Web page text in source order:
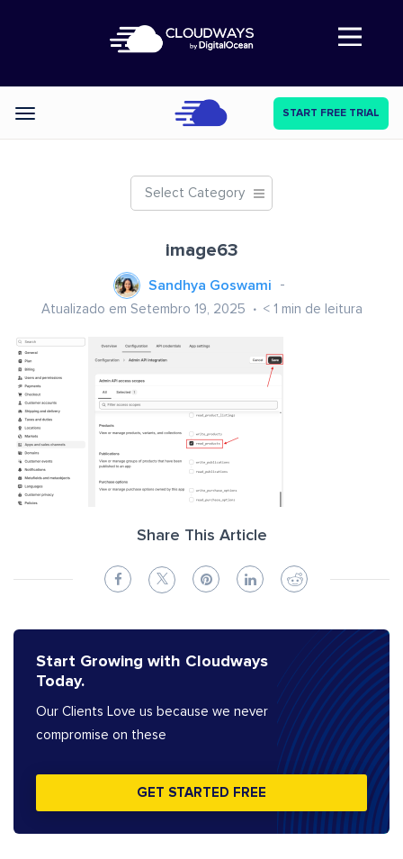
Abre a navegação
Categories START FREE TRIAL
Select Category
image63
Sandhya Goswami
Atualizado em Setembro 19, 2025 < 1 min de leitura
Share This Article
Start Growing with Cloudways
Today.
Our Clients Love us because we never
compromise on these
GET STARTED FREE